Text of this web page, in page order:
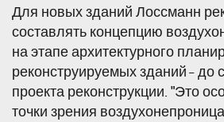
Для новых зданий Лоссманн
составлять концепцию
на этапе архитектурного
реконструируемых зданий - до
проекта реконструкции. "Это
точки зрения